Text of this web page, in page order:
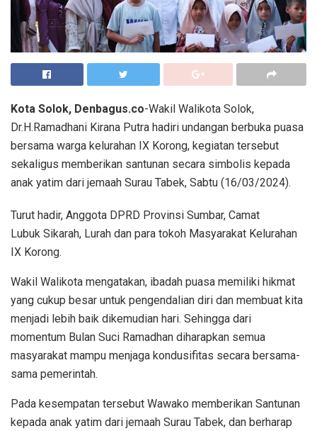
Kota Solok, Denbagus.co-Wakil Walikota Solok,
Dr.H.Ramadhani Kirana Putra hadiri undangan berbuka puasa
bersama warga kelurahan IX Korong, kegiatan tersebut
sekaligus memberikan santunan secara simbolis kepada
anak yatim dari jemaah Surau Tabek, Sabtu (16/03/2024).
Turut hadir, Anggota DPRD Provinsi Sumbar, Camat
Lubuk Sikarah, Lurah dan para tokoh Masyarakat Kelurahan
IX Korong.
Wakil Walikota mengatakan, ibadah puasa memiliki hikmat
yang cukup besar untuk pengendalian diri dan membuat kita
menjadi lebih baik dikemudian hari. Sehingga dari
momentum Bulan Suci Ramadhan diharapkan semua
masyarakat mampu menjaga kondusifitas secara bersama-
sama pemerintah.
Pada kesempatan tersebut Wawako memberikan Santunan
kepada anak yatim dari jemaah Surau Tabek, dan berharap